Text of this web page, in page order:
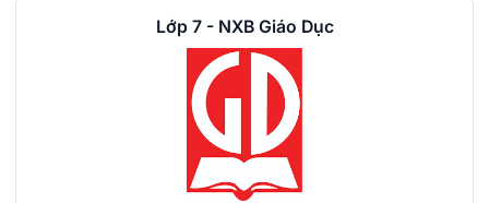
Lớp 7 - NXB Giáo Dục